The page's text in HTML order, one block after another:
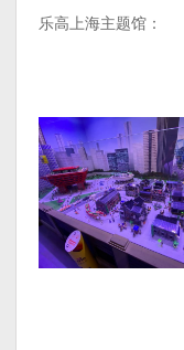
乐高上海主题馆：